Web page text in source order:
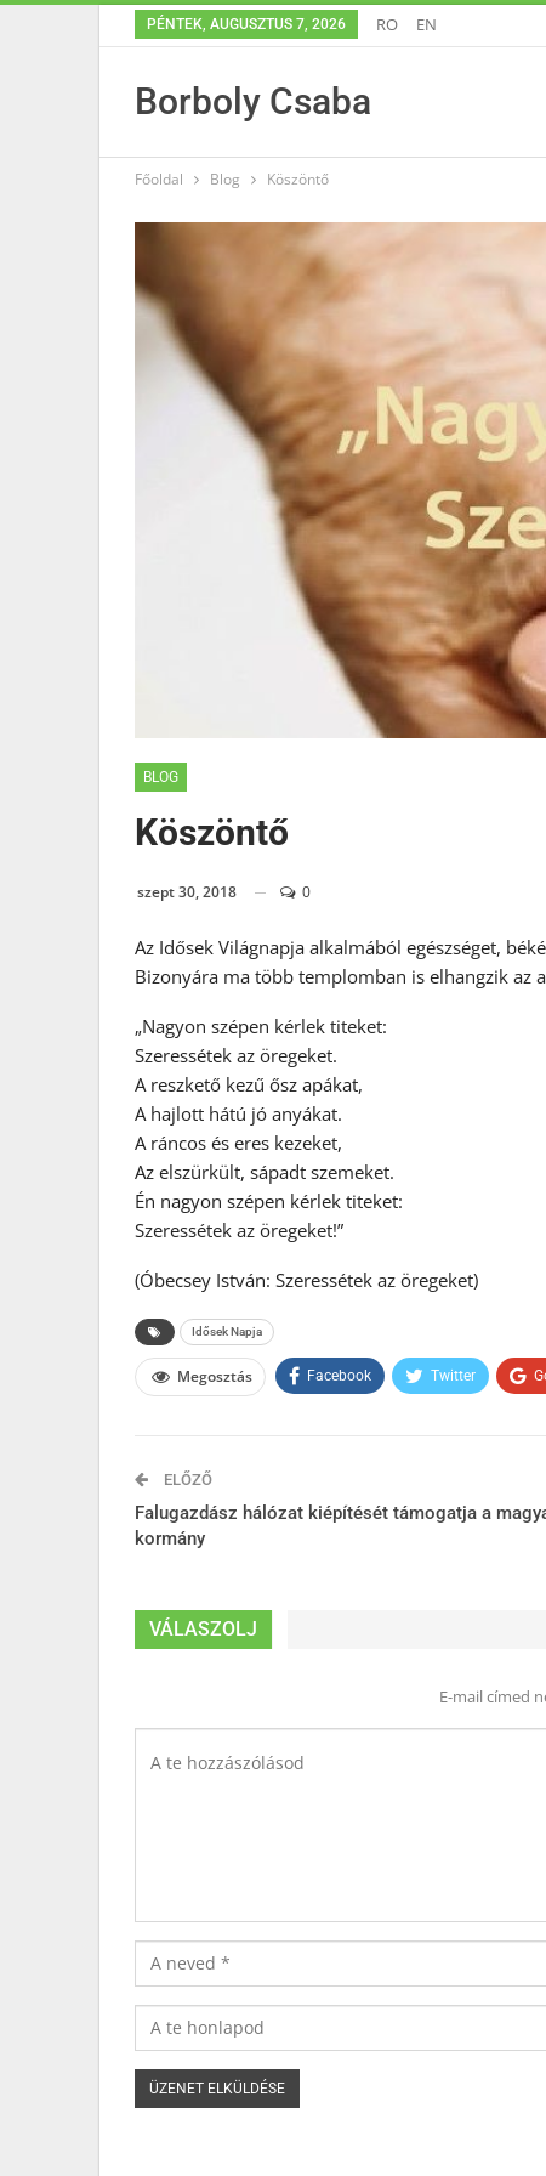
PÉNTEK, AUGUSZTUS 7, 2026 RO EN
Borboly Csaba
Főoldal Blog Köszöntő
BLOG
Köszöntő
szept 30, 2018 0
Az Idősek Világnapja alkalmából egészséget,
Bizonyára ma több templomban is elhangzik az
„Nagyon szépen kérlek titeket:
Szeressétek az öregeket.
A reszkető kezű ősz apákat,
A hajlott hátú jó anyákat.
A ráncos és eres kezeket,
Az elszürkült, sápadt szemeket.
Én nagyon szépen kérlek titeket:
Szeressétek az öregeket!”
(Óbecsey István: Szeressétek az öregeket)
Idősek Napja
Megosztás Facebook Twitter
ELŐZŐ
Falugazdász hálózat kiépítését támogatja a
kormány
VÁLASZOLJ
E-mail címed